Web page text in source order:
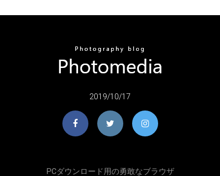
2019/10/17
PCダウンロード用の勇敢なブラウザ